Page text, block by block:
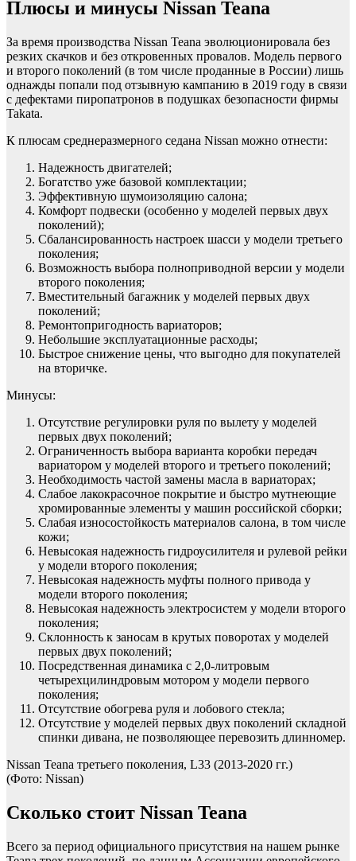
Плюсы и минусы Nissan Teana
За время производства Nissan Teana эволюционировала без
резких скачков и без откровенных провалов. Модель первого
и второго поколений (в том числе проданные в России) лишь
однажды попали под отзывную кампанию в 2019 году в связи
с дефектами пиропатронов в подушках безопасности фирмы
Takata.
К плюсам среднеразмерного седана Nissan можно отнести:
Надежность двигателей;
Богатство уже базовой комплектации;
Эффективную шумоизоляцию салона;
Комфорт подвески (особенно у моделей первых двух
поколений);
Сбалансированность настроек шасси у модели третьего
поколения;
Возможность выбора полноприводной версии у модели
второго поколения;
Вместительный багажник у моделей первых двух
поколений;
Ремонтопригодность вариаторов;
Небольшие эксплуатационные расходы;
Быстрое снижение цены, что выгодно для покупателей
на вторичке.
Минусы:
Отсутствие регулировки руля по вылету у моделей
первых двух поколений;
Ограниченность выбора варианта коробки передач
вариатором у моделей второго и третьего поколений;
Необходимость частой замены масла в вариаторах;
Слабое лакокрасочное покрытие и быстро мутнеющие
хромированные элементы у машин российской сборки;
Слабая износостойкость материалов салона, в том числе
кожи;
Невысокая надежность гидроусилителя и рулевой рейки
у модели второго поколения;
Невысокая надежность муфты полного привода у
модели второго поколения;
Невысокая надежность электросистем у модели второго
поколения;
Склонность к заносам в крутых поворотах у моделей
первых двух поколений;
Посредственная динамика с 2,0-литровым
четырехцилиндровым мотором у модели первого
поколения;
Отсутствие обогрева руля и лобового стекла;
Отсутствие у моделей первых двух поколений складной
спинки дивана, не позволяющее перевозить длинномер.
Nissan Teana третьего поколения, L33 (2013-2020 гг.)
(Фото: Nissan)
Сколько стоит Nissan Teana
Всего за период официального присутствия на нашем рынке